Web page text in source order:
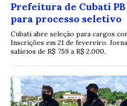
Prefeitura de Cubati
para processo seletivo
Cubati abre seleção para cargos
Inscrições em 21 de fevereiro.
salários de R$ 759 a R$ 2.000.